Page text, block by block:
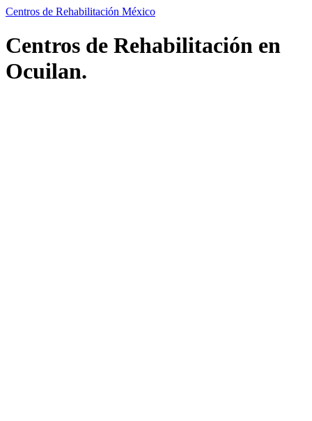
Centros de Rehabilitación México
Centros de Rehabilitación en
Ocuilan.